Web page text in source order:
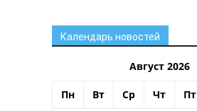
Календарь новостей
Август 2026
Пн Вт Ср Чт Пт